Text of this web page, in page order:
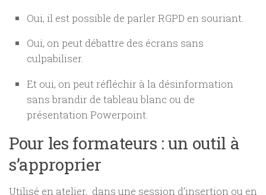
Oui, il est possible de parler RGPD en souriant.
Oui, on peut débattre des écrans sans
culpabiliser.
Et oui, on peut réfléchir à la désinformation
sans brandir de tableau blanc ou de
présentation Powerpoint.
Pour les formateurs : un outil à
s’approprier
Utilisé en atelier, dans une session d’insertion ou en